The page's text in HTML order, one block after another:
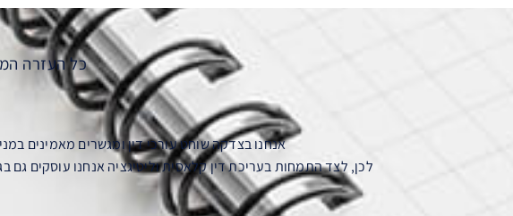
כל העזרה
אנחנו בצדקה שוחט עורכי דין ומגשרים מאמינים
לכן, לצד התמחות בעריכת דין קלאסית וליטיגציה אנחנו עוסקים גם